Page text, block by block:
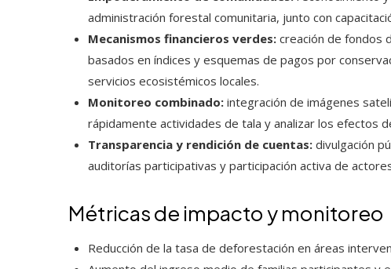
administración forestal comunitaria, junto con
Mecanismos financieros verdes: creación de fondos
basados en índices y esquemas de pagos por
servicios ecosistémicos locales.
Monitoreo combinado: integración de imágenes
rápidamente actividades de tala y analizar los efectos
Transparencia y rendición de cuentas: divulgación
auditorías participativas y participación activa de
Métricas de impacto y monitoreo
Reducción de la tasa de deforestación en áreas